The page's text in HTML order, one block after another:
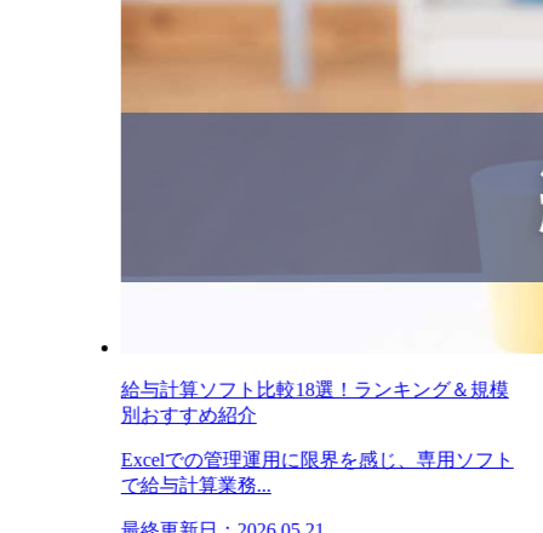
給与計算ソフト比較18選！ランキング＆規模
別おすすめ紹介
Excelでの管理運用に限界を感じ、専用ソフト
で給与計算業務...